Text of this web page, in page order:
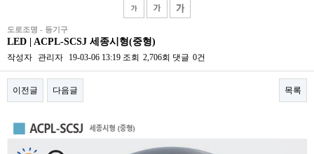
도로조명 - 등기구
LED | ACPL-SCSJ 세종시형(중형)
작성자 관리자 19-03-06 13:19 조회 2,706회 댓글 0건
이전글 다음글 목록
본문